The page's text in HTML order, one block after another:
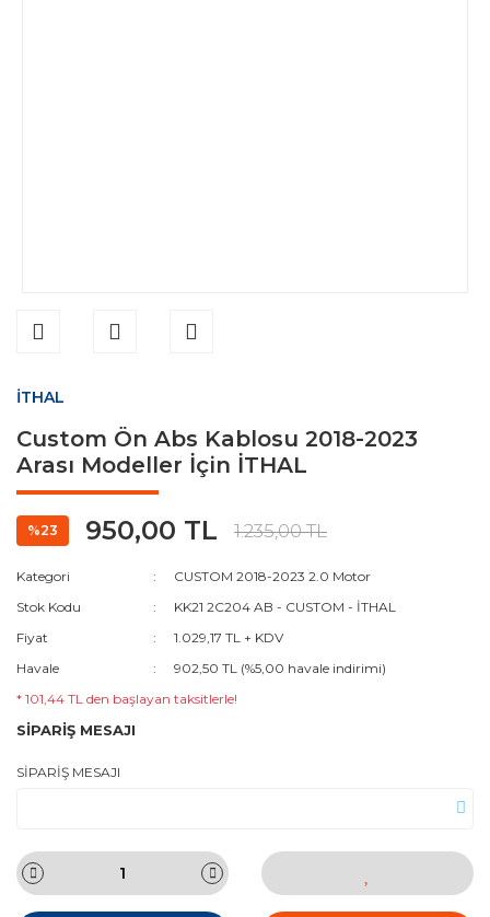
İTHAL
Custom Ön Abs Kablosu 2018-2023
Arası Modeller İçin İTHAL
%23 950,00 TL 1.235,00 TL
Kategori
CUSTOM 2018-2023 2.0 Motor
Stok Kodu
KK21 2C204 AB - CUSTOM - İTHAL
Fiyat
1.029,17 TL + KDV
Havale
902,50 TL (%5,00 havale indirimi)
* 101,44 TL den başlayan taksitlerle!
SİPARİŞ MESAJI
SİPARİŞ MESAJI